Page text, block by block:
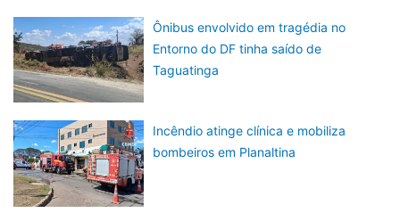
Ônibus envolvido em tragédia no
Entorno do DF tinha saído de
Taguatinga
Incêndio atinge clínica e mobiliza
bombeiros em Planaltina